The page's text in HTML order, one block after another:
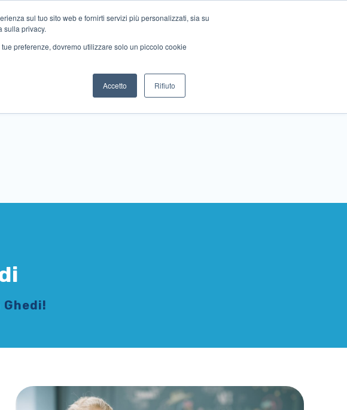
sul tuo sito web e fornirti servizi più personalizzati, sia su
sulla privacy.
preferenze, dovremo utilizzare solo un piccolo cookie
Accetto Rifiuto